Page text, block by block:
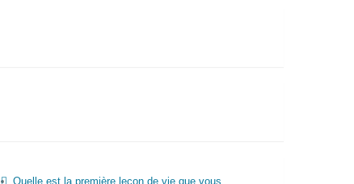
Quelle est la première leçon de vie que vous